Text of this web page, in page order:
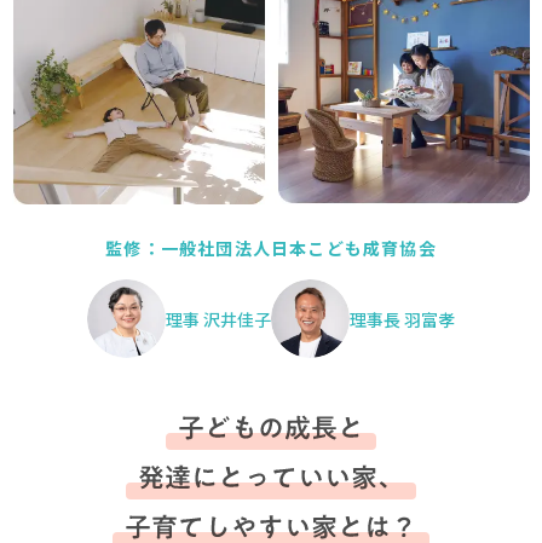
監修：一般社団法人日本こども成育協会
理事 沢井佳子 理事長 羽富孝